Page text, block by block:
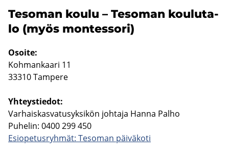
Te­so­man koulu – Te­so­man kou­lu­ta­
lo (myös mon­tes­so­ri)
Osoi­te:
Koh­man­kaa­ri 11
33310 Tam­pe­re
Yh­teys­tie­dot:
Var­hais­kas­va­tusyk­si­kön joh­ta­ja Hanna Palho
Pu­he­lin: 0400 299 450
Esio­pe­tus­ryh­mät: Te­so­man päi­vä­ko­ti